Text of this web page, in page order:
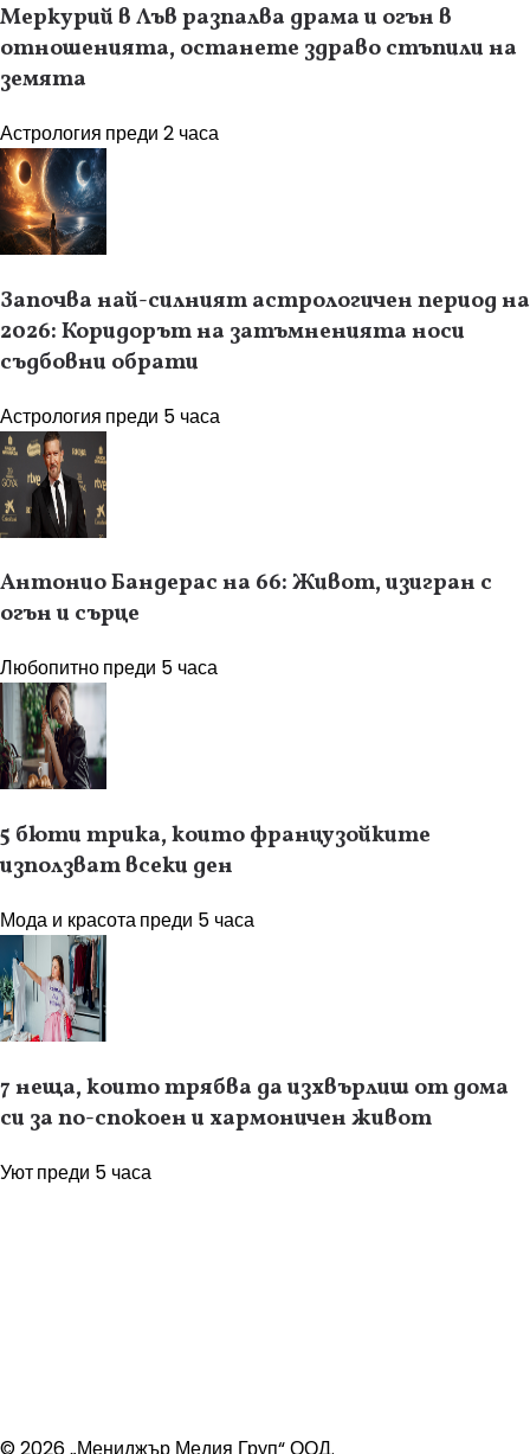
Меркурий в Лъв разпалва драма и огън в
отношенията, останете здраво стъпили на
земята
Астрология преди 2 часа
Започва най-силният астрологичен период на
2026: Коридорът на затъмненията носи
съдбовни обрати
Астрология преди 5 часа
Антонио Бандерас на 66: Живот, изигран с
огън и сърце
Любопитнопреди 5 часа
5 бюти трика, които французойките
използват всеки ден
Мода и красотапреди 5 часа
7 неща, които трябва да изхвърлиш от дома
си за по-спокоен и хармоничен живот
Уютпреди 5 часа
© 2026 „Мениджър Медия Груп“ ООД.